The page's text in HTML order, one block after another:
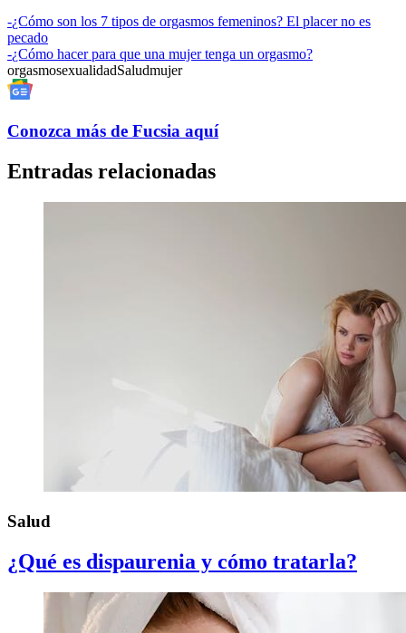
-¿Cómo son los 7 tipos de orgasmos femeninos? El placer no es
pecado
-¿Cómo hacer para que una mujer tenga un orgasmo?
orgasmosexualidadSaludmujer
Conozca más de Fucsia aquí
Entradas relacionadas
Salud
¿Qué es dispaurenia y cómo tratarla?